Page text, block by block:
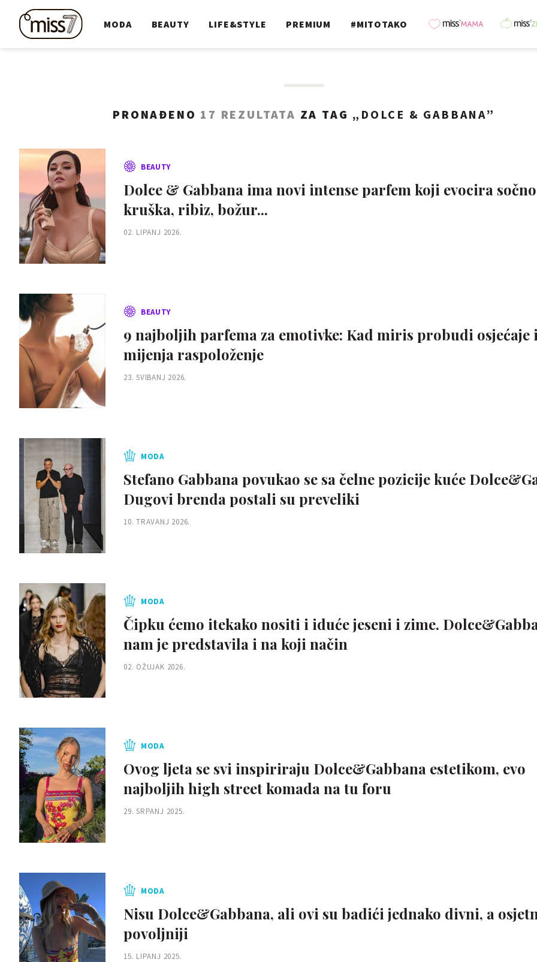
MODA BEAUTY LIFE&STYLE PREMIUM #MITOTAKO
PRONAĐENO 17 REZULTATA ZA TAG „ DOLCE & GABBANA”
BEAUTY
Dolce & Gabbana ima novi intense parfem koji evocira
kruška, ribiz, božur...
02. LIPANJ 2026.
BEAUTY
9 najboljih parfema za emotivke: Kad miris probudi osjećaje
mijenja raspoloženje
23. SVIBANJ 2026.
MODA
Stefano Gabbana povukao se sa čelne pozicije kuće
Dugovi brenda postali su preveliki
10. TRAVANJ 2026.
MODA
Čipku ćemo itekako nositi i iduće jeseni i zime.
nam je predstavila i na koji način
02. OŽUJAK 2026.
MODA
Ovog ljeta se svi inspiriraju Dolce&Gabbana estetikom, evo
najboljih high street komada na tu foru
29. SRPANJ 2025.
MODA
Nisu Dolce&Gabbana, ali ovi su badići jednako divni, a
povoljniji
15. LIPANJ 2025.